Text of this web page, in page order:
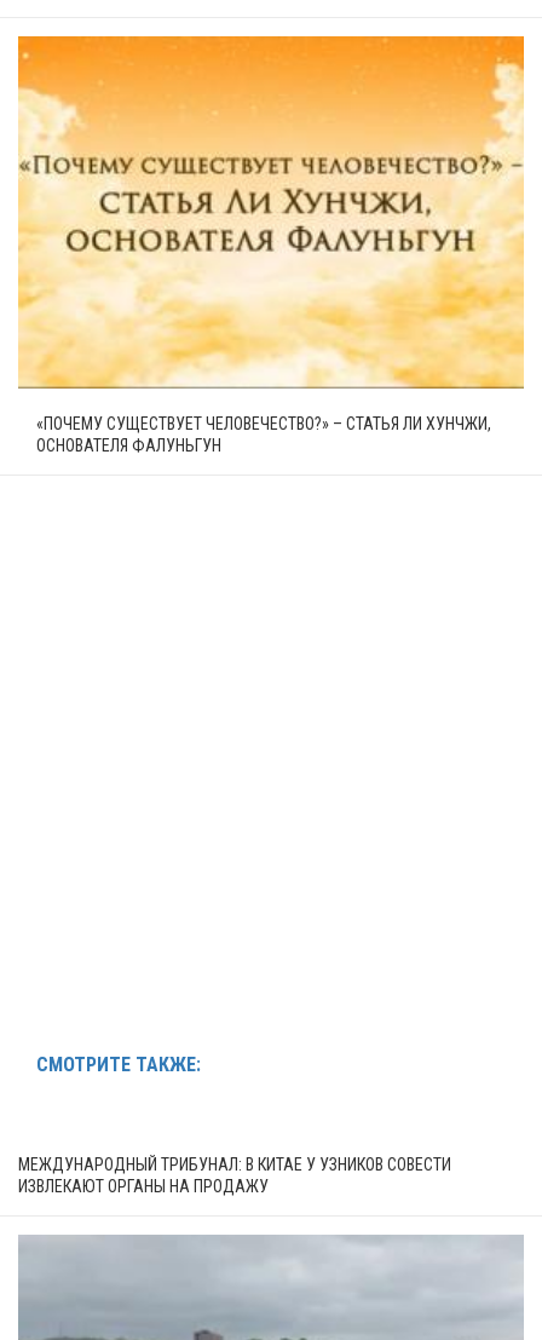
«ПОЧЕМУ СУЩЕСТВУЕТ ЧЕЛОВЕЧЕСТВО?» – СТАТЬЯ ЛИ ХУНЧЖИ,
ОСНОВАТЕЛЯ ФАЛУНЬГУН
СМОТРИТЕ ТАКЖЕ:
МЕЖДУНАРОДНЫЙ ТРИБУНАЛ: В КИТАЕ У УЗНИКОВ СОВЕСТИ
ИЗВЛЕКАЮТ ОРГАНЫ НА ПРОДАЖУ